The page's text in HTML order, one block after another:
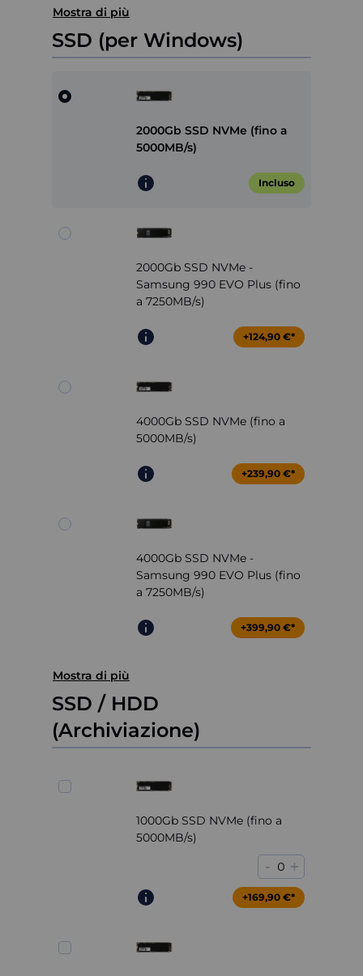
Mostra di più
SSD (per Windows)
2000Gb SSD NVMe (fino a
5000MB/s)
Incluso
2000Gb SSD NVMe -
Samsung 990 EVO Plus (fino
a 7250MB/s)
+124,90 €*
4000Gb SSD NVMe (fino a
5000MB/s)
+239,90 €*
4000Gb SSD NVMe -
Samsung 990 EVO Plus (fino
a 7250MB/s)
+399,90 €*
Mostra di più
SSD / HDD
(Archiviazione)
1000Gb SSD NVMe (fino a
5000MB/s)
- 0 +
+169,90 €*